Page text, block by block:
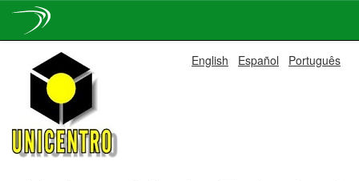
navigation
English Español Português